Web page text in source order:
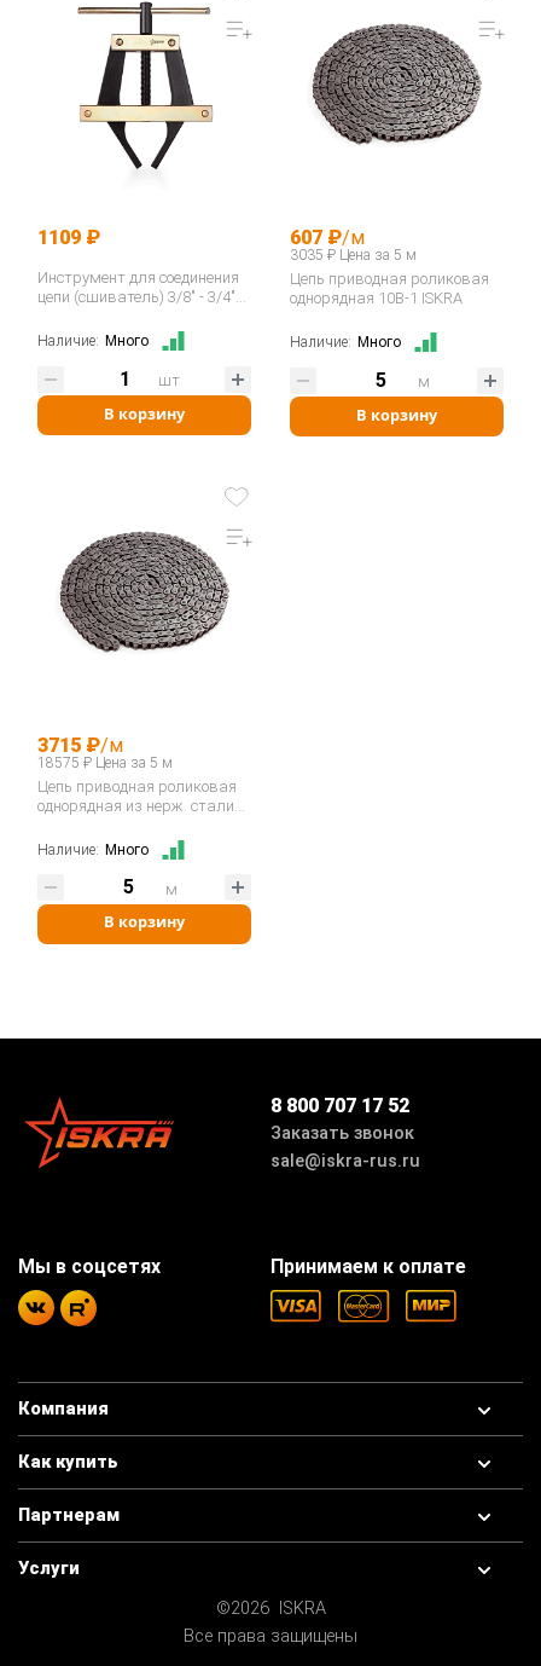
1109 ₽
Инструмент для соединения
цепи (сшиватель) 3/8" - 3/4"
400035…
Наличие: Много
В корзину
шт
607 ₽/м
3035 ₽ Цена за 5 м
Цепь приводная роликовая
однорядная 10B-1 ISKRA
Наличие: Много
В корзину
м
3715 ₽/м
18575 ₽ Цена за 5 м
Цепь приводная роликовая
однорядная из нерж. стали
Наличие: Много
В корзину
м
8 800 707 17 52
Заказать звонок
sale@iskra-rus.ru
Компания
Как купить
Партнерам
Услуги
©2026 ISKRA
Все права защищены
Принимаем к оплате
Мы в соцсетях